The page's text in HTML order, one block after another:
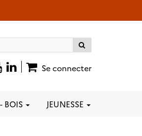
Rechercher
site
Se connecter
BOIS JEUNESSE